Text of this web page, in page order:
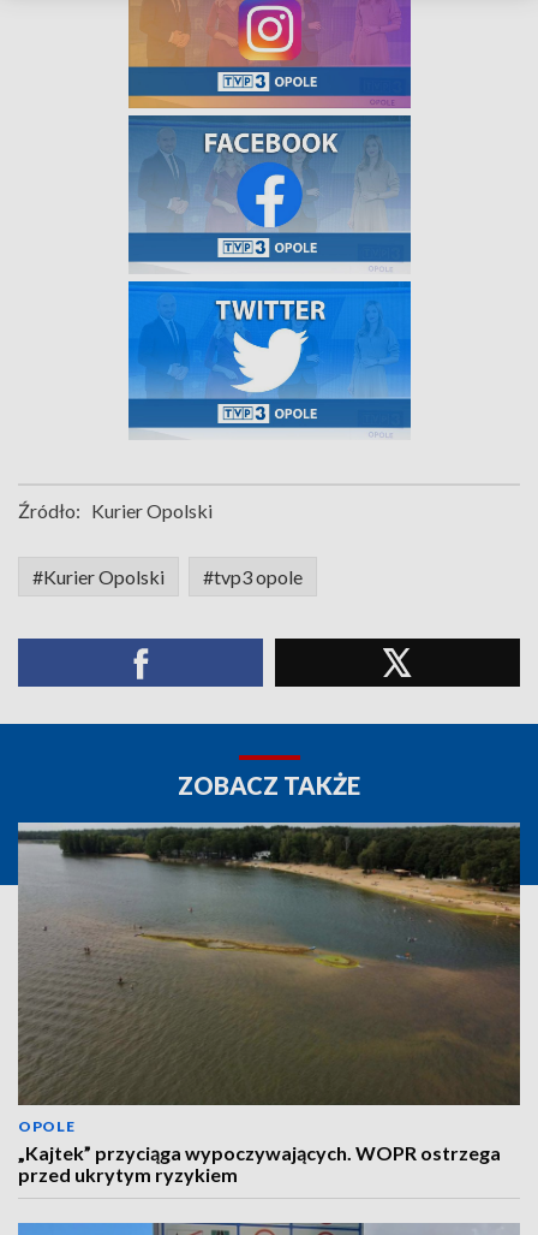
Źródło: Kurier Opolski
#Kurier Opolski #tvp3 opole
ZOBACZ TAKŻE
OPOLE
„Kajtek” przyciąga wypoczywających. WOPR ostrzega
przed ukrytym ryzykiem